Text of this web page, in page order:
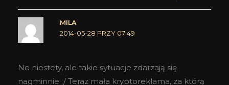
MILA
2014-05-28 PRZY 07:49
No niestety, ale takie sytuacje zdarzają się
nagminnie :/ Teraz mała kryptoreklama, za którą